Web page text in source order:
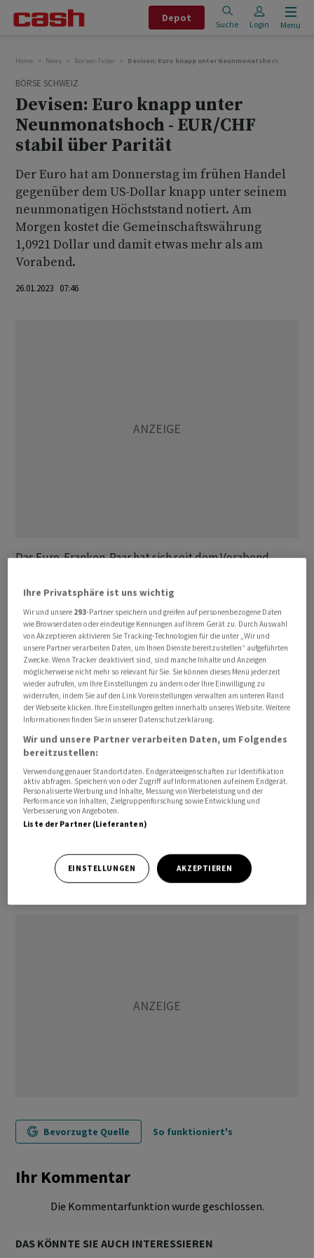
Depot
Suche Login Menu
Home News Börsen-Ticker Devisen: Euro knapp unter Neunmonatshoch - EUR/
BÖRSE SCHWEIZ
Devisen: Euro knapp unter
Neunmonatshoch - EUR/CHF
stabil über Parität
Der Euro hat am Donnerstag im frühen Handel
gegenüber dem US-Dollar knapp unter seinem
neunmonatigen Höchststand notiert. Am
Morgen kostet die Gemeinschaftswährung
1,0921 Dollar und damit etwas mehr als am
Vorabend.
26.01.2023 07:46
Das Euro-Franken-Paar hat sich seit dem Vorabend
1,0018 zeigt. Der US-Dollar verharrt bei 0,9172 Franken
wieder unter der 0,92er Marke, um die er sich seit
einigen Tagen in einer engen Spanne bewegt.
Am Donnerstag richten sich die Blicke auf
Wachstumsdaten aus den USA. Die Regierung
veröffentlicht erste BIP-Zahlen für das Schlussquartal
2022. Es wird mit einem soliden Wachstum gerechnet.
Für das laufende Jahr stellen sich dagegen viele
Fachleute die Frage, ob die grösste Volkswirtschaft der
Welt in die Rezession rutscht. Jüngste Konjunkturdaten
sind schwach ausgefallen. Ein wichtiger
Belastungsfaktor sind die kräftigen Zinsanhebungen der
US-Notenbank zur Bekämpfung der hohen Inflation.
stk/hr/ra
Bevorzugte Quelle So funktioniert's
Ihr Kommentar
Die Kommentarfunktion wurde geschlossen.
DAS KÖNNTE SIE AUCH INTERESSIEREN
Ihre Privatsphäre ist uns wichtig
Wir und unsere 293-Partner speichern und greifen auf personenbezogene Daten
wie Browserdaten oder eindeutige Kennungen auf Ihrem Gerät zu. Durch Auswahl
von Akzeptieren aktivieren Sie Tracking-Technologien für die unter „Wir und
unsere Partner verarbeiten Daten, um Ihnen Dienste bereitzustellen“ aufgeführten
Zwecke. Wenn Tracker deaktiviert sind, sind manche Inhalte und Anzeigen
möglicherweise nicht mehr so relevant für Sie. Sie können dieses Menü jederzeit
wieder aufrufen, um Ihre Einstellungen zu ändern oder Ihre Einwilligung zu
widerrufen, indem Sie auf den Link Voreinstellungen verwalten am unteren Rand
der Webseite klicken. Ihre Einstellungen gelten innerhalb unseres Website. Weitere
Informationen finden Sie in unserer Datenschutzerklärung.
Wir und unsere Partner verarbeiten Daten, um Folgendes
bereitzustellen:
Verwendung genauer Standortdaten. Endgeräteeigenschaften zur Identifikation
aktiv abfragen. Speichern von oder Zugriff auf Informationen auf einem Endgerät.
Personalisierte Werbung und Inhalte, Messung von Werbeleistung und der
Performance von Inhalten, Zielgruppenforschung sowie Entwicklung und
Verbesserung von Angeboten.
Liste der Partner (Lieferanten)
EINSTELLUNGEN AKZEPTIEREN